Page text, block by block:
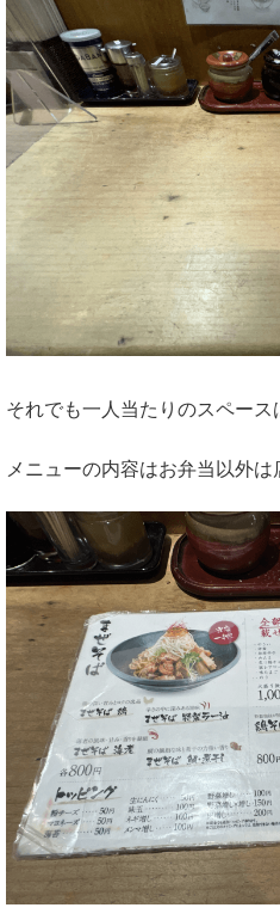
それでも一人当たりのスペース
メニューの内容はお弁当以外は